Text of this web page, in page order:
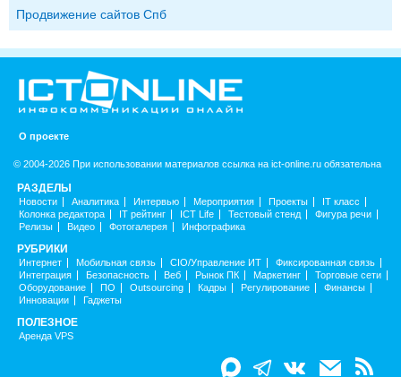
Продвижение сайтов Спб
О проекте
© 2004-2026 При использовании материалов ссылка на ict-online.ru обязательна
РАЗДЕЛЫ
Новости Аналитика Интервью Мероприятия Проекты
IT класс
Колонка редактора
IT рейтинг ICT Life Тестовый стенд
Фигура речи
Релизы
Видео Фотогалерея Инфографика
РУБРИКИ
Интернет Мобильная связь CIO/Управление ИТ
Фиксированная связь
Интеграция
Безопасность Веб Рынок ПК Маркетинг
Торговые сети
Оборудование
ПО Outsourcing Кадры Регулирование
Финансы
Инновации
Гаджеты
ПОЛЕЗНОЕ
Аренда VPS